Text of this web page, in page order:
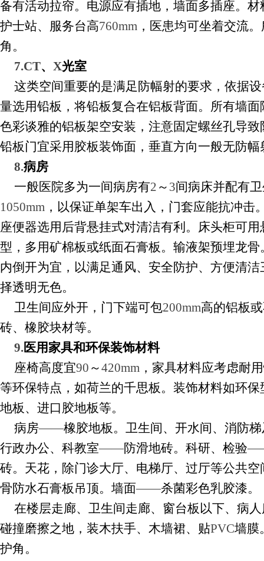
备有活动拉帘。电源应有插地，墙面多插座。
护士站、服务台高760mm ，医患均可坐着交流
角。
7.CT、 X光室
这类空间重要的是满足防幅射的要求，依据
量选用铅板，将铅板复合在铝板背面。所有墙
色彩谈雅的铝板架空安装，注意固定螺丝孔导
铅板门宜采用胶板装饰面，垂直方向一般无防
8.病房
一般医院多为一间病房有2 ～ 3间病床并配有
1050mm ，以保证单架车出入，门套应能抗冲击
座便器选用后背悬挂式对清洁有利。床头柜可
型，多用矿棉板或纸面石膏板。输液架预埋龙
内倒开为宜，以满足通风、安全防护、方便清
择透明无色。
卫生间应外开，门下端可包200mm高的铝板
砖、橡胶块材等。
9.医用家具和环保装饰材料
座椅高度宜90 ～420mm ，家具材料应考虑耐
等环保特点，如荷兰的千思板。装饰材料如环
地板、进口胶地板等。
病房——橡胶地板。卫生间、开水间、消防
行政办公、科教室——防滑地砖。科研、检验
砖。天花，除门诊大厅、电梯厅、过厅等公共
骨防水石膏板吊顶。墙面——杀菌彩色乳胶漆。
在楼层走廊、卫生间走廊、窗台板以下、病
碰撞磨擦之地，装木扶手、木墙裙、贴PVC墙膜
护角。